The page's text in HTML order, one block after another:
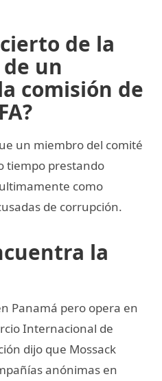
de la
un
comisión de
un miembro del comité
tiempo prestando
como
de corrupción.
la
Panamá pero opera en
Internacional de
dijo que Mossack
anónimas en